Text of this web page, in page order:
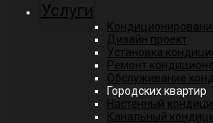
Услуги
Дизайн проект
Установка
Ремонт
Обслуживание
Городских квартир
Настенный
Канальный